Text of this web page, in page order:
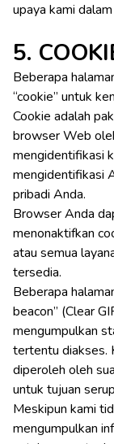
upaya kami
5.
Beberapa
“cookie” untuk
Cookie adalah
browser Web
mengidentifikasi
mengidentifikasi
pribadi Anda.
Browser Anda
menonaktifkan
atau semua
tersedia.
Beberapa
beacon” (Clear
mengumpulkan
tertentu diakses.
diperoleh oleh
untuk tujuan
Meskipun kami
mengumpulkan